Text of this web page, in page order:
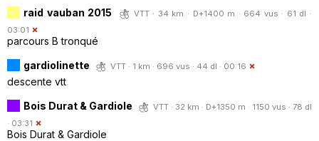
raid vauban 2015
VTT · 34 km · D+1400 m · 664 vus · 61 dl ·
03:01
parcours B tronqué
gardiolinette
VTT · 1 km · 696 vus · 44 dl · 00:16
descente vtt
Bois Durat & Gardiole
VTT · 32 km · D+1350 m · 1150 vus · 78 dl
· 03:31
Bois Durat & Gardiole